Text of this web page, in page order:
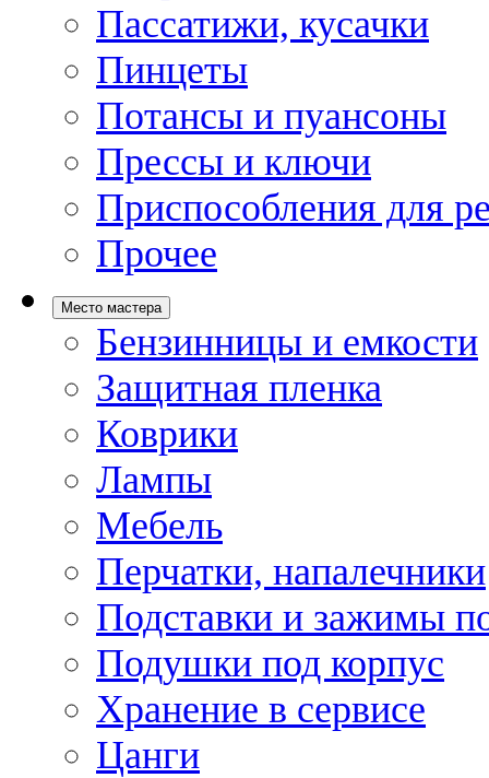
Пассатижи, кусачки
Пинцеты
Потансы и пуансоны
Прессы и ключи
Приспособления для
Прочее
Место мастера
Бензинницы и емкости
Защитная пленка
Коврики
Лампы
Мебель
Перчатки, напалечники
Подставки и зажимы
Подушки под корпус
Хранение в сервисе
Цанги